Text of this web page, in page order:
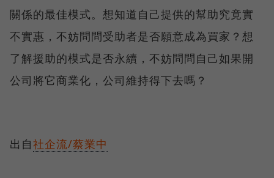
關係的最佳模式。想知道自己提供的幫助究竟實
不實惠，不妨問問受助者是否願意成為買家？想
了解援助的模式是否永續，不妨問問自己如果開
公司將它商業化，公司維持得下去嗎？
出自社企流/蔡業中